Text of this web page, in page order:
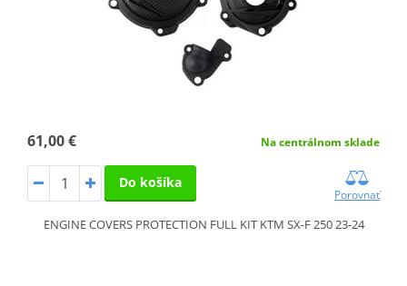
61,00 € Na centrálnom sklade
Do košíka
Porovnať
ENGINE COVERS PROTECTION FULL KIT KTM SX-F 250 23-24